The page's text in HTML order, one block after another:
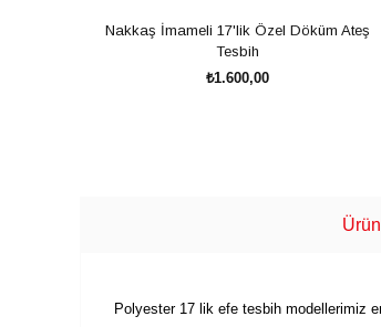
Nakkaş İmameli 17'lik Özel Döküm Ateş
Tesbih
₺1.600,00
Polyester 17 lik efe tesbih modellerimiz